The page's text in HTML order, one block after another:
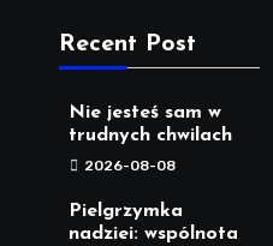
Recent Post
Nie jesteś sam w
trudnych chwilach
2026-08-08
Pielgrzymka
nadziei: wspólnota